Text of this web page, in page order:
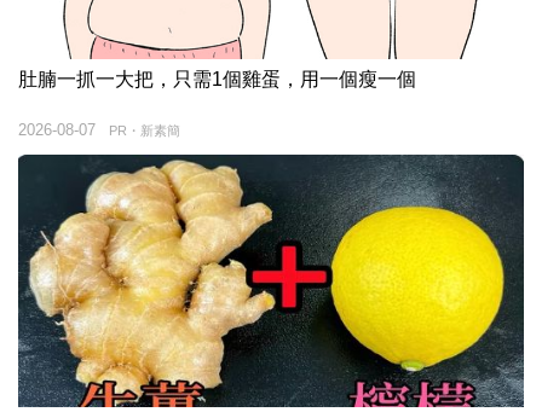
肚腩一抓一大把，只需1個雞蛋，用一個瘦一個
PR・新素簡
2026-08-07